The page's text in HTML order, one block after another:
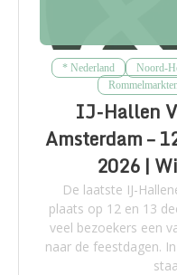
* Nederland Noord-
IJ-Hallen
Amsterdam –
2026 |
De laatste IJ-
plaats op 12 en 13
veel bezoekers een
naar de feestdagen.